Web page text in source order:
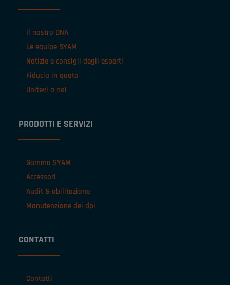
Il nostro DNA
Le equipe SYAM
Notizie e consigli degli esperti
Fiducia in quota
Unitevi a noi
PRODOTTI E SERVIZI
Gamma SYAM
Accessori
Audit & abilitazione
Manutenzione dei dpi
CONTATTI
Contatti